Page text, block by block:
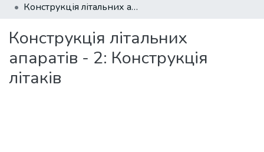
Statistics
Конструкція літальних апаратів - 2: Конструкція літаків
Конструкція літальних
апаратів - 2: Конструкція
літаків